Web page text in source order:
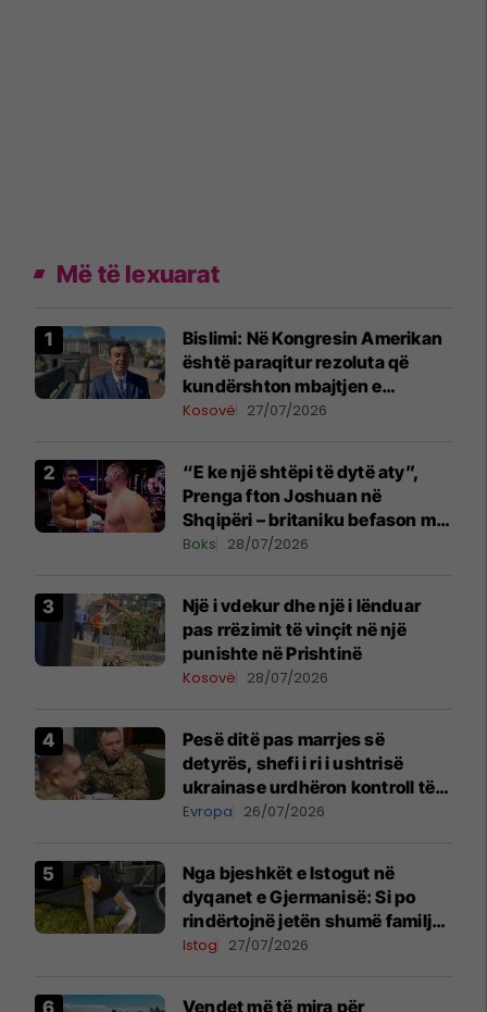
Më të lexuarat
Bislimi: Në Kongresin Amerikan
është paraqitur rezoluta që
kundërshton mbajtjen e
Asamblesë Parlamentare të
Kosovë 27/07/2026
“E ke një shtëpi të dytë aty”,
Prenga fton Joshuan në
Shqipëri – britaniku befason me
komentin
Boks 28/07/2026
Një i vdekur dhe një i lënduar
pas rrëzimit të vinçit në një
punishte në Prishtinë
Kosovë 28/07/2026
Pesë ditë pas marrjes së
detyrës, shefi i ri i ushtrisë
ukrainase urdhëron kontroll të
madh
Evropa 26/07/2026
Nga bjeshkët e Istogut në
dyqanet e Gjermanisë: Si po
rindërtojnë jetën shumë familje
nga eksporti i bimëve mjekësore
Istog 27/07/2026
Vendet më të mira për